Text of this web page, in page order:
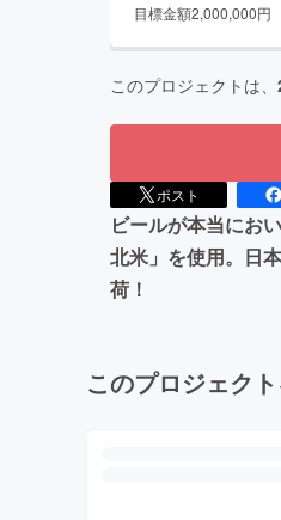
目標金額2,000,000円
このプロジェクトは、
ポスト
ビールが本当にお
北米」を使用。日
荷！
このプロジェク